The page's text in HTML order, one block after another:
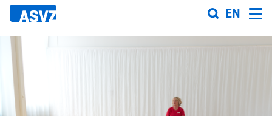
Direkt
zum
EN
Sportfahrplan